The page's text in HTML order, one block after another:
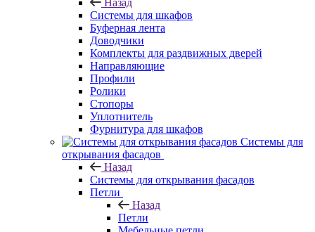
Назад
Системы для шкафов
Буферная лента
Доводчики
Комплекты для раздвижных дверей
Направляющие
Профили
Ролики
Стопоры
Уплотнитель
Фурнитура для шкафов
Системы для
открывания фасадов
Назад
Системы для открывания фасадов
Петли
Назад
Петли